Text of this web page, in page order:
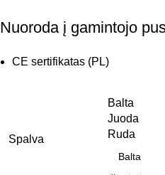
0,24 €
1,79 €
Nuoroda į gamintojo
CE sertifikatas (PL)
Spalva
Balta
Juoda
Ruda